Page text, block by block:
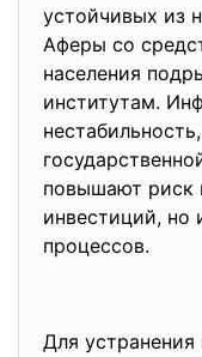
устойчивых из
Аферы со
населения
институтам.
повышают риск
инвестиций, но
процессов.
Для устранения